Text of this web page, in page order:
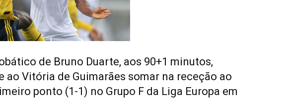
de Bruno Duarte, aos 90+1 minutos,
ao Vitória de Guimarães somar na receção ao
ponto (1-1) no Grupo F da Liga Europa em